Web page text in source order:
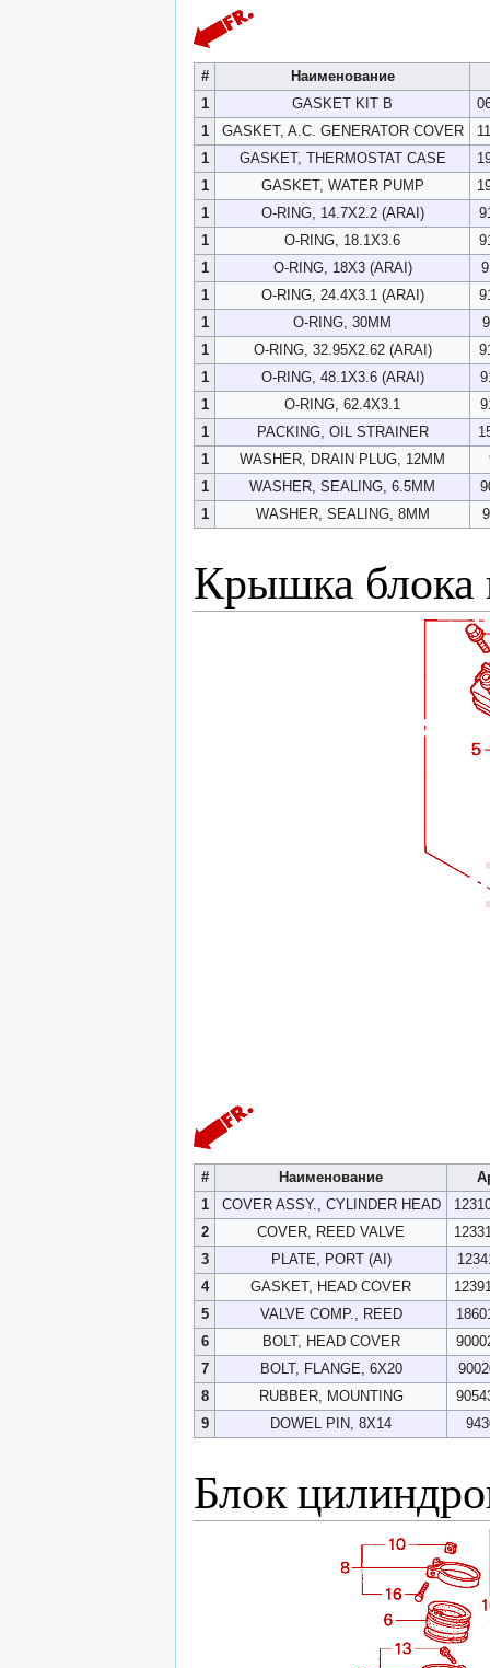
#
Наименование
1
GASKET KIT B
1
GASKET, A.C. GENERATOR COVER
1
GASKET, THERMOSTAT CASE
1
GASKET, WATER PUMP
1
O-RING, 14.7X2.2 (ARAI)
1
O-RING, 18.1X3.6
1
O-RING, 18X3 (ARAI)
1
O-RING, 24.4X3.1 (ARAI)
1
O-RING, 30MM
1
O-RING, 32.95X2.62 (ARAI)
1
O-RING, 48.1X3.6 (ARAI)
1
O-RING, 62.4X3.1
1
PACKING, OIL STRAINER
1
WASHER, DRAIN PLUG, 12MM
1
WASHER, SEALING, 6.5MM
1
WASHER, SEALING, 8MM
Крышка блока
# Наименование
1
COVER ASSY., CYLINDER HEAD
2
COVER, REED VALVE
3
PLATE, PORT (AI)
4
GASKET, HEAD COVER
5
VALVE COMP., REED
6
BOLT, HEAD COVER
7
BOLT, FLANGE, 6X20
8
RUBBER, MOUNTING
9
DOWEL PIN, 8X14
Блок